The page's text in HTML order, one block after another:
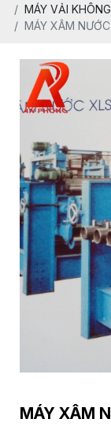
MÁY VẢI
MÁY XÂM
MÁY XÂM